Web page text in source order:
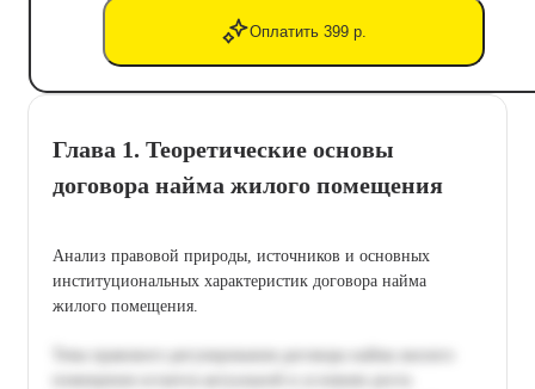
Оплатить 399 р.
Глава 1. Теоретические основы
договора найма жилого помещения
Анализ правовой природы, источников и основных
институциональных характеристик договора найма
жилого помещения.